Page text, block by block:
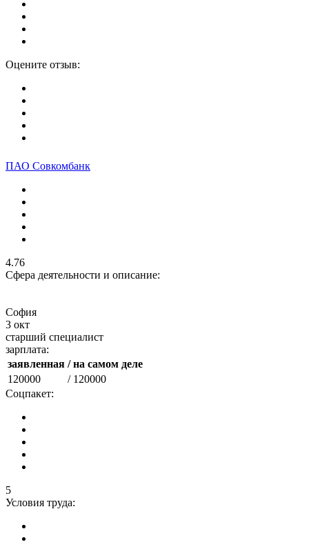
Оцените отзыв:
ПАО Совкомбанк
4.76
Сфера деятельности и описание:
София
3 окт
старший специалист
зарплата:
заявленная / на самом деле
120000
/ 120000
Соцпакет:
5
Условия труда: